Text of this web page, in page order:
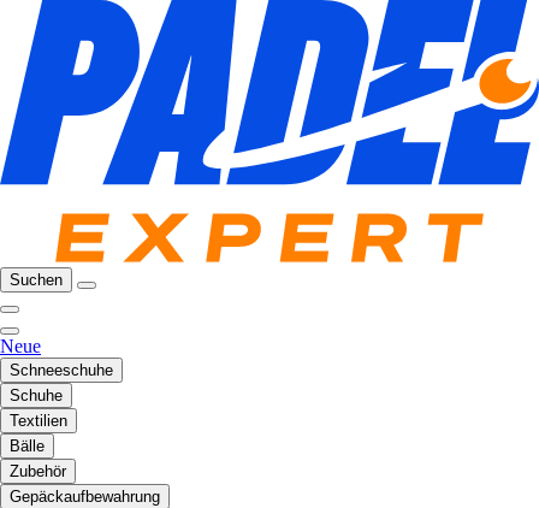
Suchen
Neue
Schneeschuhe
Schuhe
Textilien
Bälle
Zubehör
Gepäckaufbewahrung